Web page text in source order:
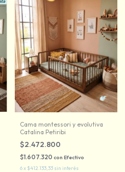
Cama montessori y evolutiva
Catalina Petiribi
$2.472.800
$1.607.320 con Efectivo
6x $412.133,33 sin interés